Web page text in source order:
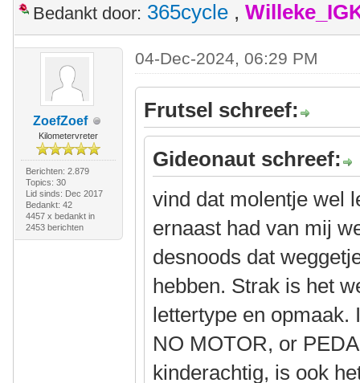
Bedankt door: 365cycle ,
ZoefZoef
Kilometervreter
Berichten: 2.879
Topics: 30
Lid sinds: Dec 2017
Bedankt: 42
4457 x bedankt in
2453 berichten
04-Dec-2024, 06:29 PM
Frutsel schreef:
Gideonaut schreef:
vind dat molentje wel
ernaast had van mij
desnoods dat
hebben. Strak is het
lettertype en opmaak.
NO MOTOR, or
kinderachtig, is ook